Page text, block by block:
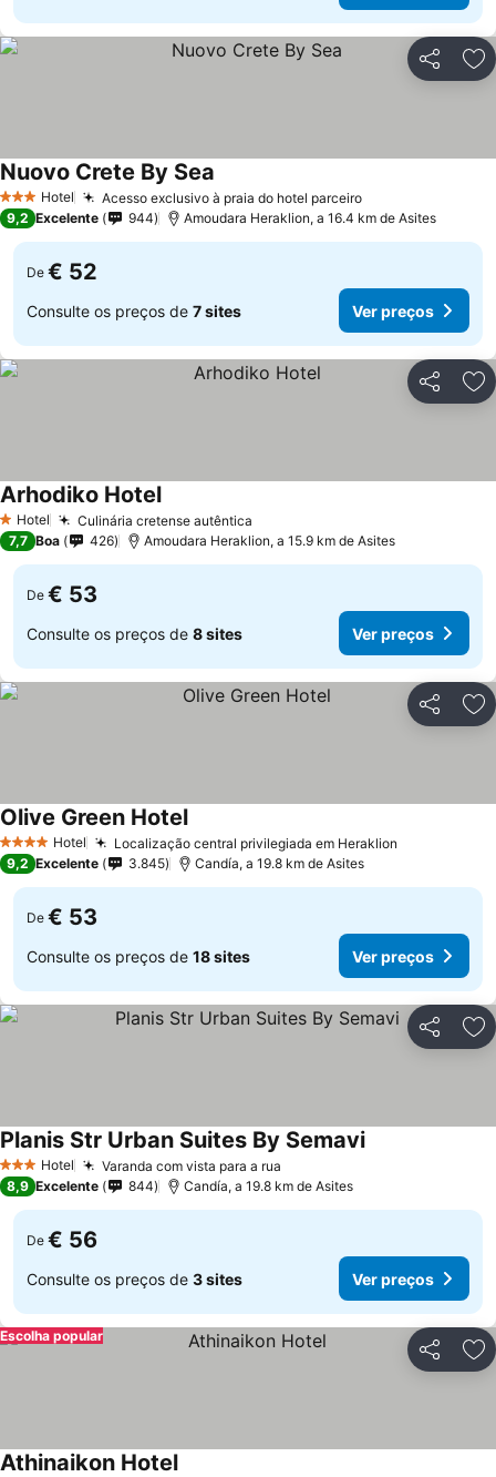
Partilhar
3 EstrelasHotel Acesso exclusivo à praia do hotel parceiro
Nuovo Crete By Sea
9,2 Excelente 944 Amoudara Heraklion, a 16.4 km de Asites
De € 52
Consulte os preços de 7 sites Ver preços
Partilhar
1 Estrelas
Hotel Culinária cretense autêntica
Arhodiko Hotel
7,7 Boa 426 Amoudara Heraklion, a 15.9 km de Asites
De € 53
Consulte os preços de 8 sites Ver preços
Partilhar
4 EstrelasHotel Localização central privilegiada em Heraklion
Olive Green Hotel
9,2 Excelente 3.845 Candía, a 19.8 km de Asites
De € 53
Consulte os preços de 18 sites Ver preços
Partilhar
3 EstrelasHotel Varanda com vista para a rua
Planis Str Urban Suites By Semavi
8,9 Excelente 844 Candía, a 19.8 km de Asites
De € 56
Consulte os preços de 3 sites Ver preços
Partilhar
Escolha popular
Athinaikon Hotel